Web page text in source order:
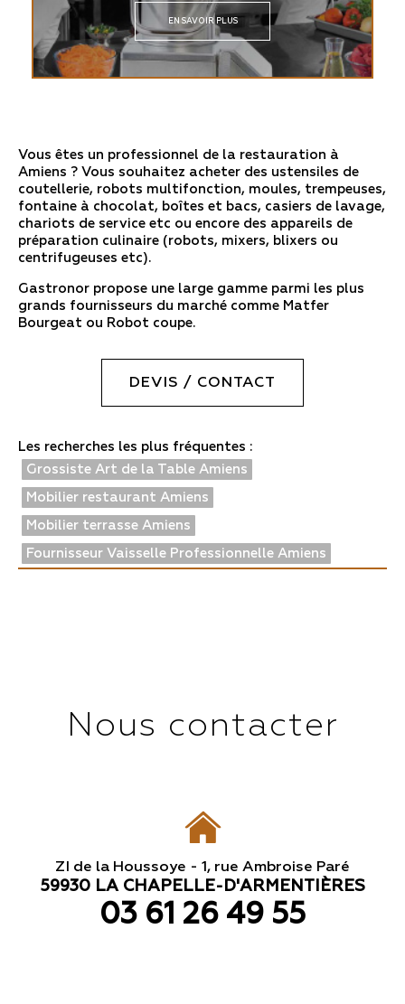
EN SAVOIR PLUS
Vous êtes un professionnel de la restauration à
Amiens ? Vous souhaitez acheter des ustensiles de
coutellerie, robots multifonction, moules, trempeuses,
fontaine à chocolat, boîtes et bacs, casiers de lavage,
chariots de service etc ou encore des appareils de
préparation culinaire (robots, mixers, blixers ou
centrifugeuses etc).
Gastronor propose une large gamme parmi les plus
grands fournisseurs du marché comme Matfer
Bourgeat ou Robot coupe.
DEVIS / CONTACT
Les recherches les plus fréquentes :
Grossiste Art de la Table Amiens
Mobilier restaurant Amiens
Mobilier terrasse Amiens
Fournisseur Vaisselle Professionnelle Amiens
Nous contacter
ZI de la Houssoye - 1, rue Ambroise Paré
59930 LA CHAPELLE-D'ARMENTIÈRES
03 61 26 49 55